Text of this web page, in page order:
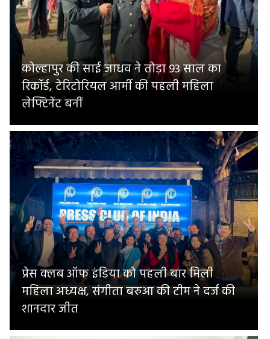
कोल्हापुर की साई जाधव ने तोड़ा 93 साल का
रिकॉर्ड, टेरिटोरियल आर्मी की पहली महिला
लेफ्टिनेंट बनीं
प्रेस क्लब ऑफ इंडिया को पहली बार मिली
महिला अध्यक्ष, संगीता बरुआ की टीम ने दर्ज की
शानदार जीत